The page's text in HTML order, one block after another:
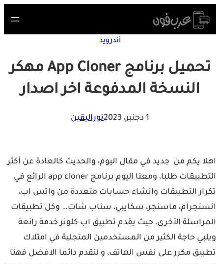
Skip
to
أندرويد
تحميل برنامج App Cloner مهكر
النسخة المدفوعة اخر اصدار
1 دجنبر، 2023 نوراليقين
اهلا يكم من جديد في مقال اليوم، والحديث كالعادة عن أكثر
التطبيقات طلبا، ومعنا اليوم برنامج app cloner الرائع في
تكرار التطبيقات وانشاء حسابات متعددة من واتس اب،
انستجرام، ماسنجر، سكايبي، سناب شات… وكل تطبيقات
المراسلة الأخرى، حيث يقدم تطبيق اب كلونر خدمة رائعة
ويلبي حاجة الكثير من المستخدمين المتجلية في امتلاك
تطبيق مكرر على نفس الهاتف، و لنقدم دائما الافضل فهنا